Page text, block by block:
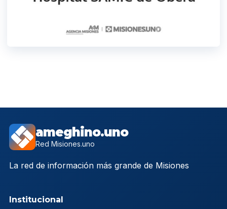
ameghino.uno
Red Misiones.uno
La red de información más grande de Misiones
Institucional